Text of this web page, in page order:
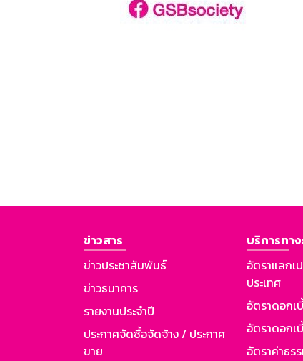
ข่าวสาร
ข่าวประชาสัมพันธ์
ข่าวธนาคาร
รายงานประจำปี
ประกาศจัดซื้อจัดจ้าง / ประกาศ
ขาย
บริการทา
อัตราแลกเ
ประเทศ
อัตราดอกเ
อัตราดอกเ
อัตราค่าธร